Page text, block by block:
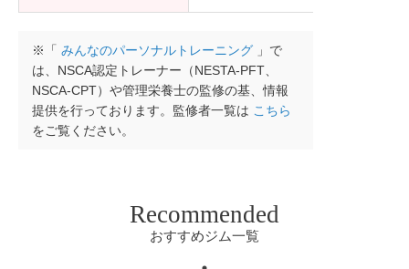
※「 みんなのパーソナルトレーニング 」で
は、NSCA認定トレーナー（NESTA-PFT、
NSCA-CPT）や管理栄養士の監修の基、情報
提供を行っております。監修者一覧は こちら
をご覧ください。
Recommended
おすすめジム一覧